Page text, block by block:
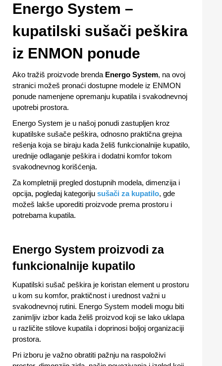
Energo System –
kupatilski sušači peškira
iz ENMON ponude
Ako tražiš proizvode brenda Energo System, na ovoj
stranici možeš pronaći dostupne modele iz ENMON
ponude namenjene opremanju kupatila i svakodnevnoj
upotrebi prostora.
Energo System je u našoj ponudi zastupljen kroz
kupatilske sušače peškira, odnosno praktična grejna
rešenja koja se biraju kada želiš funkcionalnije kupatilo,
urednije odlaganje peškira i dodatni komfor tokom
svakodnevnog korišćenja.
Za kompletniji pregled dostupnih modela, dimenzija i
opcija, pogledaj kategoriju sušači za kupatilo, gde
možeš lakše uporediti proizvode prema prostoru i
potrebama kupatila.
Energo System proizvodi za
funkcionalnije kupatilo
Kupatilski sušač peškira je koristan element u prostoru
u kom su komfor, praktičnost i urednost važni u
svakodnevnoj rutini. Energo System modeli mogu biti
zanimljiv izbor kada želiš proizvod koji se lako uklapa
u različite stilove kupatila i doprinosi boljoj organizaciji
prostora.
Pri izboru je važno obratiti pažnju na raspoloživi